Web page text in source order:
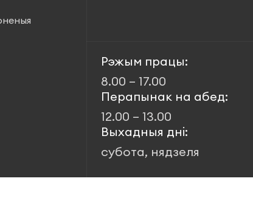
Рэжым працы:
8.00 – 17.00
Перапынак на абед:
12.00 – 13.00
Выхадныя дні:
субота, нядзеля